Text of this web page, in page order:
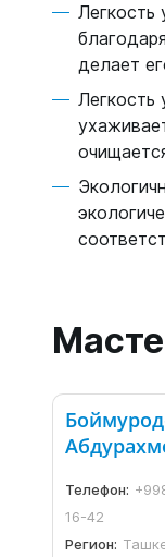
Легкость
делает
Легкость
Телефон:
16-42
Регион: